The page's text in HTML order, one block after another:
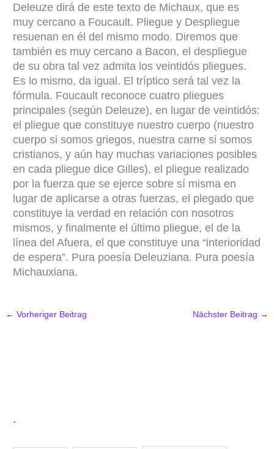
.
Deleuze dirá de este texto de Michaux, que es
muy cercano a Foucault. Pliegue y Despliegue
resuenan en él del mismo modo. Diremos que
también es muy cercano a Bacon, el despliegue
de su obra tal vez admita los veintidós pliegues.
Es lo mismo, da igual. El tríptico será tal vez la
fórmula. Foucault reconoce cuatro pliegues
principales (según Deleuze), en lugar de veintidós:
el pliegue que constituye nuestro cuerpo (nuestro
cuerpo si somos griegos, nuestra carne si somos
cristianos, y aún hay muchas variaciones posibles
en cada pliegue dice Gilles), el pliegue realizado
por la fuerza que se ejerce sobre sí misma en
lugar de aplicarse a otras fuerzas, el plegado que
constituye la verdad en relación con nosotros
mismos, y finalmente el último pliegue, el de la
línea del Afuera, el que constituye una “interioridad
de espera”. Pura poesía Deleuziana. Pura poesía
Michauxiana.
← Vorheriger Beitrag Nächster Beitrag →